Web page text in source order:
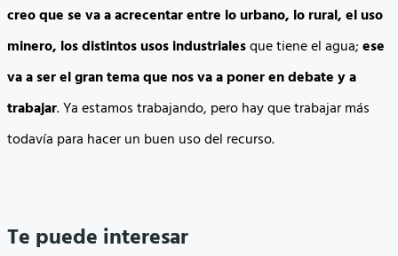
creo que se va a acrecentar entre lo urbano, lo rural, el uso
minero, los distintos usos industrialesque tiene el agua;ese
va a ser el gran tema que nos va a poner en debate y a
trabajar. Ya estamos trabajando, pero hay que trabajar más
todavía para hacer un buen uso del recurso.
Te puede interesar